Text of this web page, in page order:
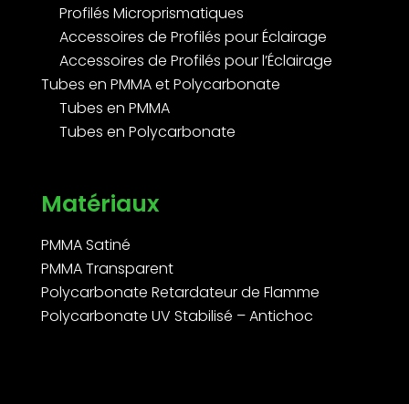
Profilés Microprismatiques
Accessoires de Profilés pour Éclairage
Accessoires de Profilés pour l’Éclairage
Tubes en PMMA et Polycarbonate
Tubes en PMMA
Tubes en Polycarbonate
Matériaux
PMMA Satiné
PMMA Transparent
Polycarbonate Retardateur de Flamme
Polycarbonate UV Stabilisé – Antichoc